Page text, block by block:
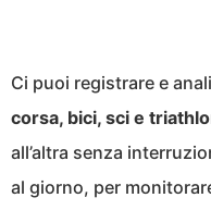
Ci puoi registrare e
corsa, bici, sci e
all’altra senza
al giorno, per